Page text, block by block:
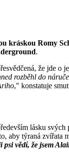
kráskou Romy
.
že jde o
rozběhl do
," konstatuje
lásku
aby týraná zvířata
vědí, že jsem